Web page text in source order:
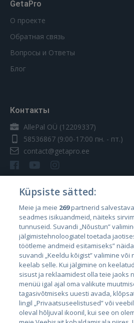
GetaPro
О проекте
Обратная связь
Вопросы и Ответы
Блог
Контакты
AllePal OÜ (12209337)
58536867 (9:00-17:00 пн. - пт.)
contact@getapro.ee
Страны
Эстония
Латвия
Литва
Küpsiste sätted:
Meie ja meie 269partnerid
seadmes isikuandmeid, näiteks
tunnuseid. Suvandi „Nõustun”
jälgimistehnoloogiatel toetada
töötleme andmeid esitamiseks”
suvandi „Keeldu kõigist” valimine
keelab selle. Kui jälgimine on
sisust ja reklaamidest olla teie jaoks
menüü igal ajal oma valikute
tagasivõtmiseks uuesti avada,
lingil „Privaatsuseelistused” või
oleval hõljuval ikoonil, kui see on